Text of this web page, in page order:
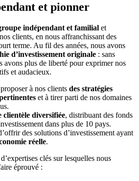
et pionner
indépendant et familial et
clients, en nous affranchissant des
terme. Au fil des années, nous avons
d’investissement originale : sans
avons plus de liberté pour exprimer nos
et audacieux.
à nos clients des stratégies
et à tirer parti de nos domaines
clientèle diversifiée, distribuant des fonds
dans plus de 10 pays.
des solutions d’investissement ayant
réelle.
clés sur lesquelles nous
éprouvé :